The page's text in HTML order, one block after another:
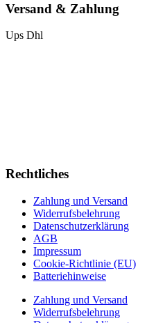
Versand & Zahlung
Ups Dhl
Rechtliches
Zahlung und Versand
Widerrufsbelehrung
Datenschutzerklärung
AGB
Impressum
Cookie-Richtlinie (EU)
Batteriehinweise
Zahlung und Versand
Widerrufsbelehrung